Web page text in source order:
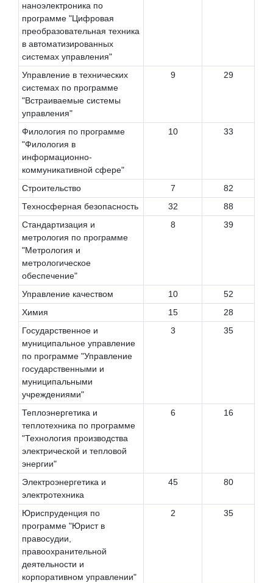
наноэлектроника по
программе "Цифровая
преобразовательная техника
в автоматизированных
системах управления"
Управление в технических
системах по программе
"Встраиваемые системы
управления"
9 29
Филология по программе
"Филология в
информационно-
коммуникативной сфере"
10 33
Строительство 7
82
Техносферная безопасность
32
88
Стандартизация и
метрология по программе
"Метрология и
метрологическое
обеспечение"
8 39
Управление качеством 10
52
Химия
15
28
Государственное и
муниципальное управление
по программе "Управление
государственными и
муниципальными
учреждениями"
3 35
Теплоэнергетика и
теплотехника по программе
"Технология производства
электрической и тепловой
энергии"
6 16
Электроэнергетика и
электротехника
45 80
Юриспруденция по
программе "Юрист в
правосудии,
правоохранительной
деятельности и
корпоративном управлении"
2 35